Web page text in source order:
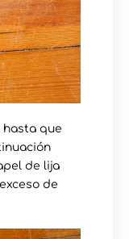
hasta que
de lija
de